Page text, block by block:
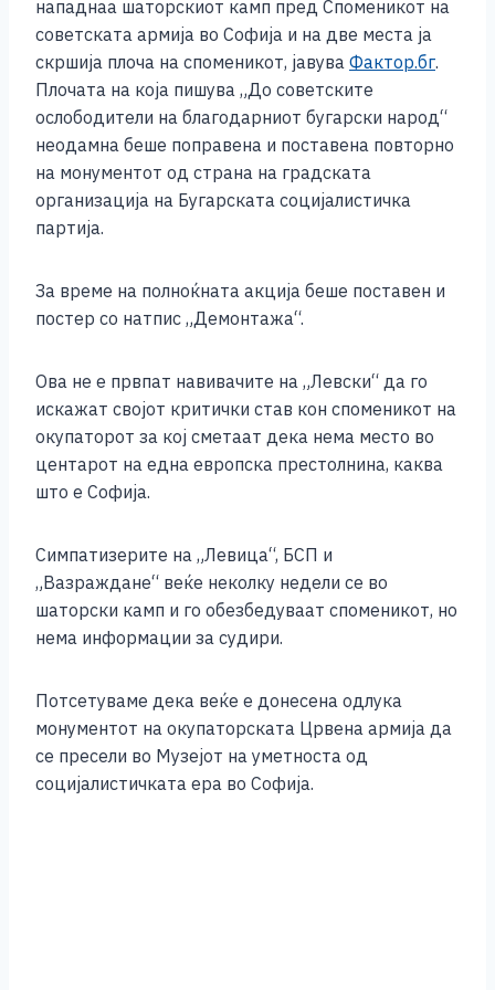
b
o
o
k
n
g
er
A
p
p
Li
n
k
нападнаа шаторскиот камп пред Споменикот на
советската армија во Софија и на две места ја
скршија плоча на споменикот, јавува Фактор.бг.
Плочата на која пишува „До советските
ослободители на благодарниот бугарски народ“
неодамна беше поправена и поставена повторно
на монументот од страна на градската
организација на Бугарската социјалистичка
партија.
За време на полноќната акција беше поставен и
постер со натпис „Демонтажа“.
Ова не е првпат навивачите на „Левски“ да го
искажат својот критички став кон споменикот на
окупаторот за кој сметаат дека нема место во
центарот на една европска престолнина, каква
што е Софија.
Симпатизерите на „Левица“, БСП и
„Вазраждане“ веќе неколку недели се во
шаторски камп и го обезбедуваат споменикот, но
нема информации за судири.
Потсетуваме дека веќе е донесена одлука
монументот на окупаторската Црвена армија да
се пресели во Музејот на уметноста од
социјалистичката ера во Софија.